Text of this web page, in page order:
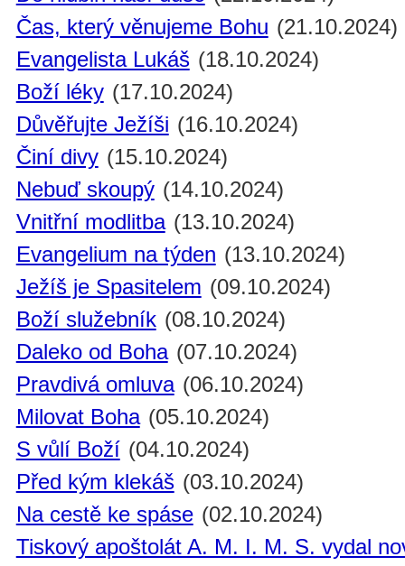
Čas, který věnujeme Bohu (21.10.2024)
Evangelista Lukáš (18.10.2024)
Boží léky (17.10.2024)
Důvěřujte Ježíši (16.10.2024)
Činí divy (15.10.2024)
Nebuď skoupý (14.10.2024)
Vnitřní modlitba (13.10.2024)
Evangelium na týden (13.10.2024)
Ježíš je Spasitelem (09.10.2024)
Boží služebník (08.10.2024)
Daleko od Boha (07.10.2024)
Pravdivá omluva (06.10.2024)
Milovat Boha (05.10.2024)
S vůlí Boží (04.10.2024)
Před kým klekáš (03.10.2024)
Na cestě ke spáse (02.10.2024)
Tiskový apoštolát A. M. I. M. S. vydal